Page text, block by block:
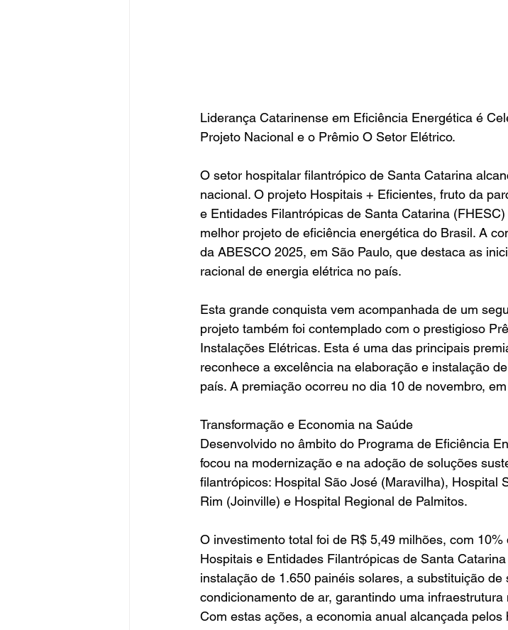
Liderança Catarinense em Eficiência Energética é
Projeto Nacional e o Prêmio O Setor Elétrico.
O setor hospitalar filantrópico de Santa Catarina
nacional. O projeto Hospitais + Eficientes, fruto da
e Entidades Filantrópicas de Santa Catarina
melhor projeto de eficiência energética do Brasil. A
da ABESCO 2025, em São Paulo, que destaca as
racional de energia elétrica no país.
Esta grande conquista vem acompanhada de um
projeto também foi contemplado com o prestigioso
Instalações Elétricas. Esta é uma das principais
reconhece a excelência na elaboração e instalação
país. A premiação ocorreu no dia 10 de novembro,
Transformação e Economia na Saúde
Desenvolvido no âmbito do Programa de Eficiência
focou na modernização e na adoção de soluções
filantrópicos: Hospital São José (Maravilha), Hospital
Rim (Joinville) e Hospital Regional de Palmitos.
O investimento total foi de R$ 5,49 milhões, com
Hospitais e Entidades Filantrópicas de Santa
instalação de 1.650 painéis solares, a substituição
condicionamento de ar, garantindo uma
Com estas ações, a economia anual alcançada